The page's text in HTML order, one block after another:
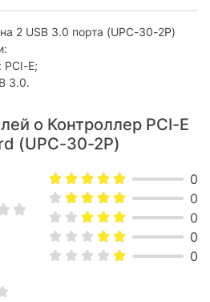
2 USB 3.0 порта (UPC-30-2P)
E;
3.0.
о Контроллер PCI-E
(UPC-30-2P)
0
0
0
0
0